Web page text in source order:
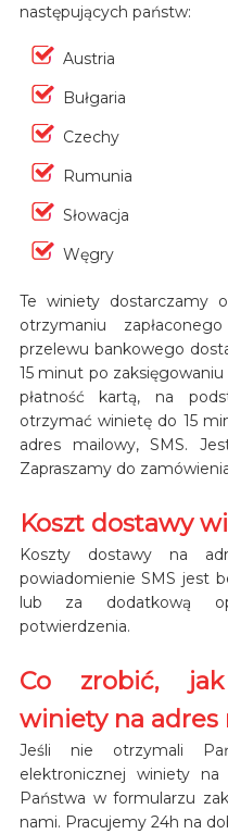
następujących państw:
Austria
Bułgaria
Czechy
Rumunia
Słowacja
Węgry
Te winiety dostarczamy
otrzymaniu
przelewu bankowego
15 minut po
płatność kartą, na
otrzymać winietę do 15
adres mailowy, SMS.
Zapraszamy do
Koszt dostawy
Koszty dostawy na
powiadomienie SMS jest
lub za dodatkową
potwierdzenia.
Co zrobić,
winiety na adres
Jeśli nie otrzymali
elektronicznej winiety
Państwa w formularzu
nami. Pracujemy 24h na